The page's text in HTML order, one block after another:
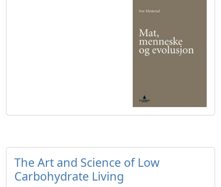
The Art and Science of Low
Carbohydrate Living